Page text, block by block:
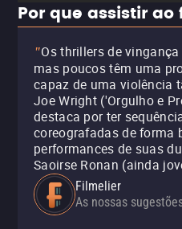
Por que assistir ao
"Os thrillers de
mas poucos têm uma
capaz de uma violência
Joe Wright ('Orgulho e
destaca por ter
coreografadas de forma
performances de suas
Saoirse Ronan (ainda
Filmelier
As nossas